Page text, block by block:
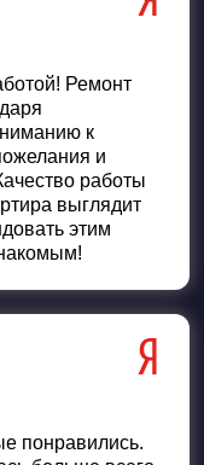
Ремонт
к
и
работы
выглядит
этим
понравились.